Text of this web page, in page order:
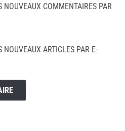
NOUVEAUX COMMENTAIRES PAR
NOUVEAUX ARTICLES PAR E-